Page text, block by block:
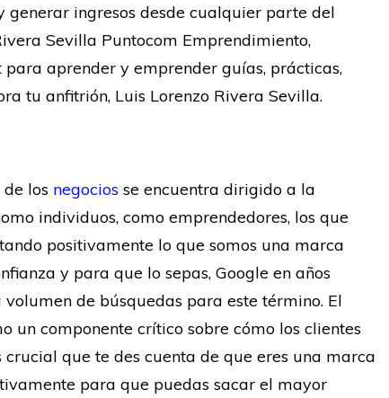
generar ingresos desde cualquier parte del
Sevilla Puntocom Emprendimiento,
para aprender y emprender guías, prácticas,
tu anfitrión, Luis Lorenzo Rivera Sevilla.
los negocios se encuentra dirigido a la
individuos, como emprendedores, los que
positivamente lo que somos una marca
y para que lo sepas, Google en años
de búsquedas para este término. El
un componente crítico sobre cómo los clientes
que te des cuenta de que eres una marca
para que puedas sacar el mayor